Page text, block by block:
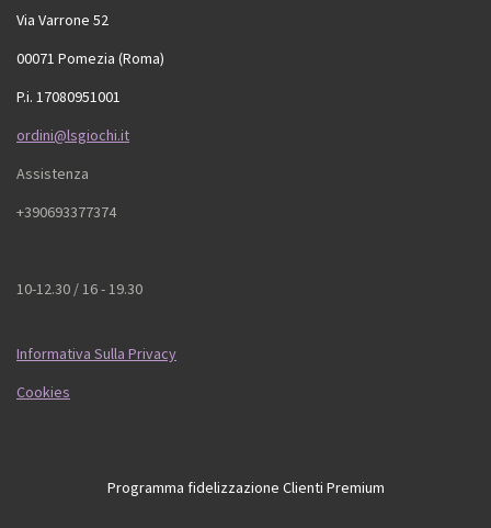
Via Varrone 52
00071 Pomezia (Roma)
P.i. 17080951001
ordini@lsgiochi.it
Assistenza
+390693377374
10-12.30 / 16 - 19.30
Informativa Sulla Privacy
Cookies
Programma fidelizzazione Clienti Premium